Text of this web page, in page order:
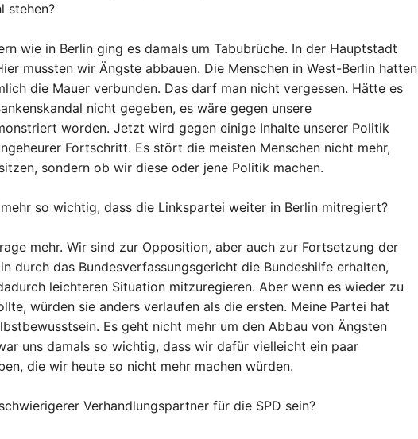
stehen?
wie in Berlin ging es damals um Tabubrüche. In der Hauptstadt
mussten wir Ängste abbauen. Die Menschen in West-Berlin hatten
die Mauer verbunden. Das darf man nicht vergessen. Hätte es
nicht gegeben, es wäre gegen unsere
worden. Jetzt wird gegen einige Inhalte unserer Politik
Fortschritt. Es stört die meisten Menschen nicht mehr,
sondern ob wir diese oder jene Politik machen.
so wichtig, dass die Linkspartei weiter in Berlin mitregiert?
mehr. Wir sind zur Opposition, aber auch zur Fortsetzung der
durch das Bundesverfassungsgericht die Bundeshilfe erhalten,
leichteren Situation mitzuregieren. Aber wenn es wieder zu
würden sie anders verlaufen als die ersten. Meine Partei hat
Es geht nicht mehr um den Abbau von Ängsten
uns damals so wichtig, dass wir dafür vielleicht ein paar
die wir heute so nicht mehr machen würden.
Verhandlungspartner für die SPD sein?